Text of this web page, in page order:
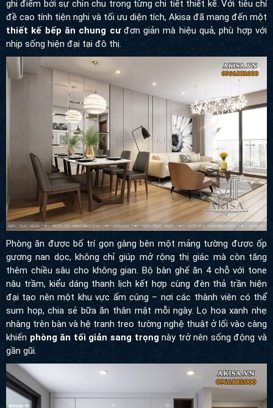
mẫu nội thất chung cư hiện đạicủa gia đình ông Việt tiếp tục
ghi điểm bởi sự chỉn chu trong từng chi tiết thiết kế. Với tiêu chí
đề cao tính tiện nghi và tối ưu diện tích, Akisa đã mang đến một
thiết kế bếp ăn chung cưđơn giản mà hiệu quả, phù hợp với
nhịp sống hiện đại tại đô thị.
Phòng ăn được bố trí gọn gàng bên một mảng tường được ốp
gương nan dọc, không chỉ giúp mở rộng thị giác mà còn tăng
thêm chiều sâu cho không gian. Bộ bàn ghế ăn 4 chỗ với tone
nâu trầm, kiểu dáng thanh lịch kết hợp cùng đèn thả trần hiện đại
tạo nên một khu vực ấm cúng – nơi các thành viên có thể sum
họp, chia sẻ bữa ăn thân mật mỗi ngày. Lọ hoa xanh nhẹ nhàng
trên bàn và hệ tranh treo tường nghệ thuật ở lối vào càng khiến
phòng ăn tối giản sang trọng